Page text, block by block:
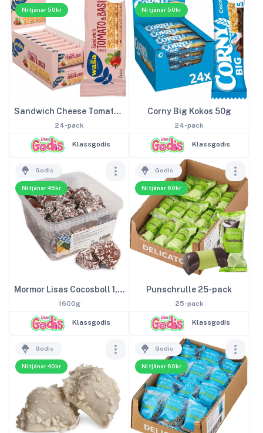
Ni tjänar 50kr
Sandwich Cheese Tomato & Basil 24-pack
24-pack
Klassgodis
Ni tjänar 50kr
Corny Big Kokos 50g
24-pack
Klassgodis
Ni tjänar 45kr
Godis
Mormor Lisas Cocosboll 1,6kg
1600g
Klassgodis
Ni tjänar 60kr
Godis
Punschrulle 25-pack
25-pack
Klassgodis
Ni tjänar 40kr
Godis
Ni tjänar 60kr
Godis